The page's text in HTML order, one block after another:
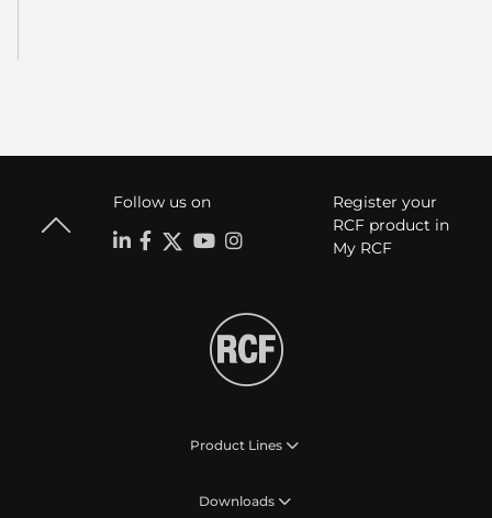
Follow us on
Register your
RCF product in
My RCF
Product Lines
Downloads